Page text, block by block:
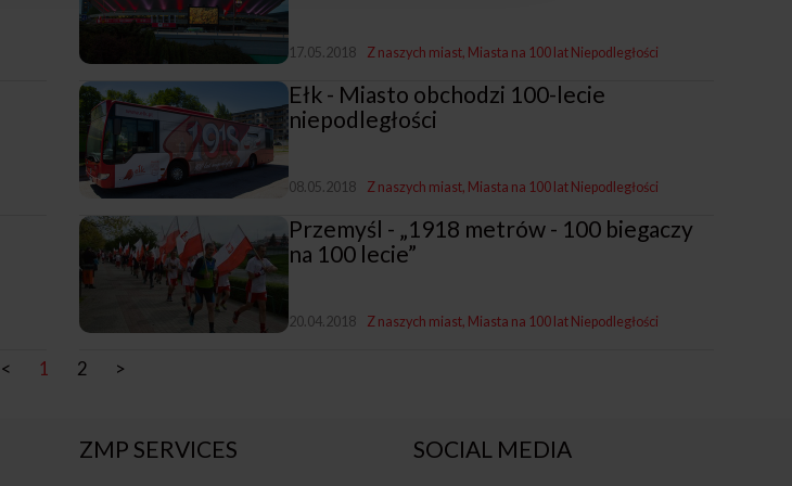
17.05.2018 Z naszych miast Miasta na 100 lat Niepodległości
Ełk - Miasto obchodzi 100-lecie
niepodległości
08.05.2018 Z naszych miast Miasta na 100 lat Niepodległości
Przemyśl - „1918 metrów - 100 biegaczy
na 100 lecie”
20.04.2018 Z naszych miast Miasta na 100 lat Niepodległości
< 1 2 >
ZMP SERVICES SOCIAL MEDIA